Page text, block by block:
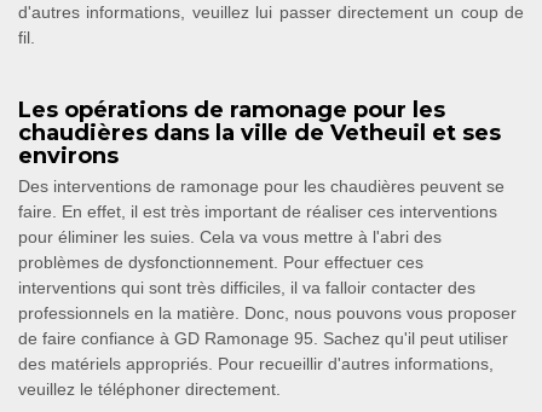
d'autres informations, veuillez lui passer directement un coup de
fil.
Les opérations de ramonage pour les
chaudières dans la ville de Vetheuil et ses
environs
Des interventions de ramonage pour les chaudières peuvent se
faire. En effet, il est très important de réaliser ces interventions
pour éliminer les suies. Cela va vous mettre à l'abri des
problèmes de dysfonctionnement. Pour effectuer ces
interventions qui sont très difficiles, il va falloir contacter des
professionnels en la matière. Donc, nous pouvons vous proposer
de faire confiance à GD Ramonage 95. Sachez qu'il peut utiliser
des matériels appropriés. Pour recueillir d'autres informations,
veuillez le téléphoner directement.